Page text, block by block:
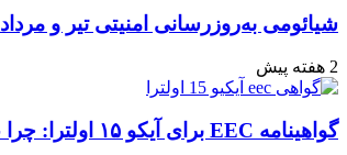
شیائومی به‌روزرسانی امنیتی تیر و مرداد ۱۴۰۵ را برای مجموعه‌ای از دستگاه‌ها منتشر کرد: تعهد به امنیت سایبری
2 هفته پیش
گواهینامه EEC برای آیکو ۱۵ اولترا: چرا عرضه جهانی پرچمدار جدید قطعی به نظر می‌رسد؟